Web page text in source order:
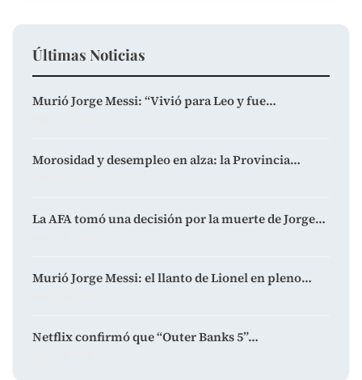
Últimas Noticias
Murió Jorge Messi: “Vivió para Leo y fue…
Morosidad y desempleo en alza: la Provincia…
La AFA tomó una decisión por la muerte de Jorge…
Murió Jorge Messi: el llanto de Lionel en pleno…
Netflix confirmó que “Outer Banks 5”…